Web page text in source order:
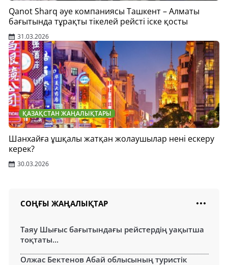
Qanot Sharq әуе компаниясы Ташкент – Алматы
бағытында тұрақты тікелей рейсті іске қосты
31.03.2026
ҚАЗАҚСТАН ЖАҢАЛЫҚТАРЫ
Шанхайға ұшқалы жатқан жолаушылар нені ескеру
керек?
30.03.2026
СОҢҒЫ ЖАҢАЛЫҚТАР
Таяу Шығыс бағытындағы рейстердің уақытша
тоқтаты...
Олжас Бектенов Абай облысының туристік